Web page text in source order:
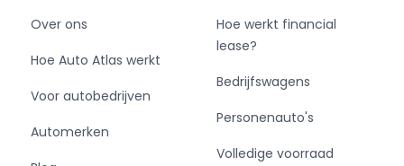
Over ons
Hoe Auto Atlas werkt
Voor autobedrijven
Automerken
Hoe werkt financial
lease?
Bedrijfswagens
Personenauto's
Volledige voorraad